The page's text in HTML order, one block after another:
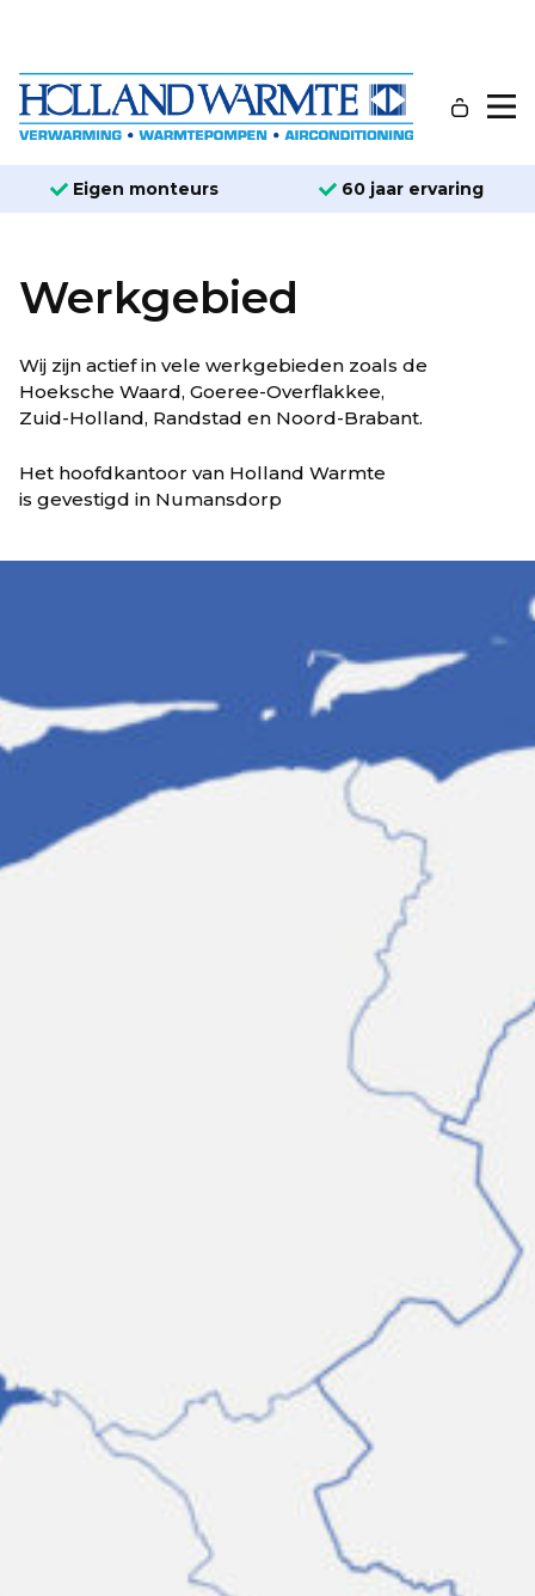
Eigen monteurs 60 jaar ervaring
Werkgebied
Wij zijn actief in vele werkgebieden zoals de
Hoeksche Waard, Goeree-Overflakkee,
Zuid-Holland, Randstad en Noord-Brabant.
Het hoofdkantoor van Holland Warmte
is gevestigd in Numansdorp